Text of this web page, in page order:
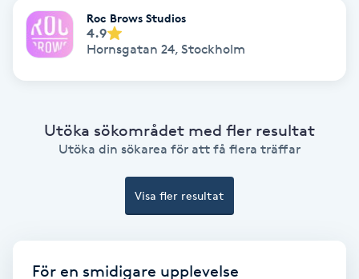
Nagelförlängning
Nagelförlängning gelé
Nagelförlängning glasfiber
Nagelförstärkning
Roc Brows Studios
4.9
Hornsgatan 24, Stockholm
Utöka sökområdet med fler resultat
Utöka din sökarea för att få flera träffar
Visa fler resultat
För en smidigare upplevelse